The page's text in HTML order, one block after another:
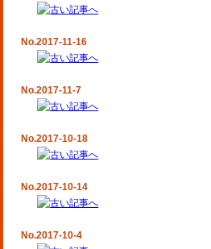
No.2017-11-16
No.2017-11-7
No.2017-10-18
No.2017-10-14
No.2017-10-4